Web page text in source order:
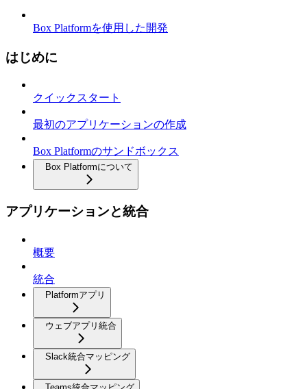
Box Platformを使用した開発
はじめに
クイックスタート
最初のアプリケーションの作成
Box Platformのサンドボックス
Box Platformについて
アプリケーションと統合
概要
統合
Platformアプリ
ウェブアプリ統合
Slack統合マッピング